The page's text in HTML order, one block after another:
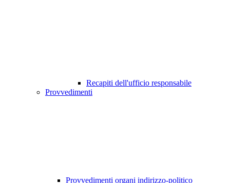
Recapiti dell'ufficio responsabile
Provvedimenti
Provvedimenti organi indirizzo-politico